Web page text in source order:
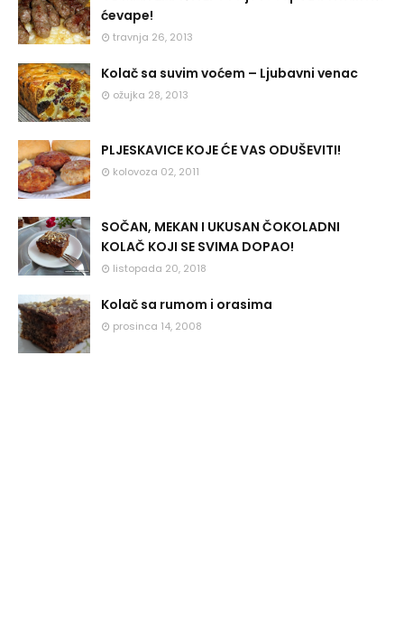
ćevape!
travnja 26, 2013
Kolač sa suvim voćem – Ljubavni venac
ožujka 28, 2013
PLJESKAVICE KOJE ĆE VAS ODUŠEVITI!
kolovoza 02, 2011
SOČAN, MEKAN I UKUSAN ČOKOLADNI
KOLAČ KOJI SE SVIMA DOPAO!
listopada 20, 2018
Kolač sa rumom i orasima
prosinca 14, 2008